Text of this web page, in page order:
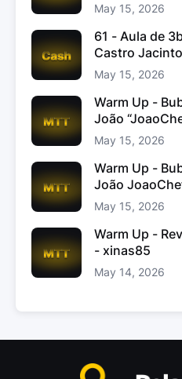
May 15, 2026
61 - Aula de
Castro Jacinto
May 15, 2026
Warm Up -
João
May 15, 2026
Warm Up -
João
May 15, 2026
Warm Up -
- xinas85
May 14, 2026